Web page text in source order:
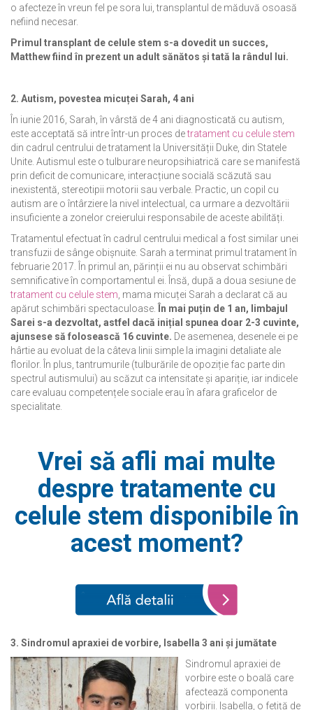
o afecteze în vreun fel pe sora lui, transplantul de măduvă osoasă
nefiind necesar.
Primul transplant de celule stem s-a dovedit un succes,
Matthew fiind în prezent un adult sănătos și tată la rândul lui.
2. Autism, povestea micuței Sarah, 4 ani
În iunie 2016, Sarah, în vârstă de 4 ani diagnosticată cu autism,
este acceptată să intre într-un proces detratament cu celule stem
din cadrul centrului de tratament la Universității Duke, din Statele
Unite. Autismul este o tulburare neuropsihiatrică care se manifestă
prin deficit de comunicare, interacțiune socială scăzută sau
inexistentă, stereotipii motorii sau verbale. Practic, un copil cu
autism are o întârziere la nivel intelectual, ca urmare a dezvoltării
insuficiente a zonelor creierului responsabile de aceste abilități.
Tratamentul efectuat în cadrul centrului medical a fost similar unei
transfuzii de sânge obișnuite. Sarah a terminat primul tratament în
februarie 2017. În primul an, părinții ei nu au observat schimbări
semnificative în comportamentul ei. Însă, după a doua sesiune de
tratament cu celule stem , mama micuței Sarah a declarat că au
apărut schimbări spectaculoase.
În mai puțin de 1 an, limbajul
Sarei s-a dezvoltat, astfel dacă inițial spunea doar 2-3 cuvinte,
ajunsese să folosească 16 cuvinte. De asemenea, desenele ei pe
hârtie au evoluat de la câteva linii simple la imagini detaliate ale
florilor. În plus, tantrumurile (tulburările de opoziție fac parte din
spectrul autismului) au scăzut ca intensitate și apariție, iar indicele
care evaluau competențele sociale erau în afara graficelor de
specialitate.
Vrei să afli mai multe
despre tratamente cu
celule stem disponibile în
acest moment?
3. Sindromul apraxiei de vorbire, Isabella 3 ani și jumătate
Sindromul apraxiei de
vorbire este o boală care
afectează componenta
vorbirii. Isabella, o fetiță de